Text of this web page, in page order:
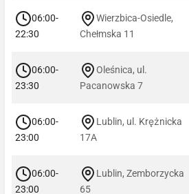
06:00-
22:30
Wierzbica-Osiedle,
Chełmska 11
06:00-
23:30
Oleśnica, ul.
Pacanowska 7
06:00-
23:00
Lublin, ul. Krężnicka
17A
06:00-
23:00
Lublin, Zemborzycka
65